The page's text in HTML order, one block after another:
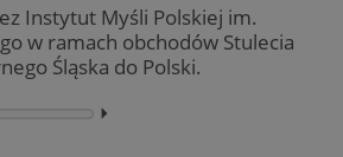
Instytut Myśli Polskiej im.
w ramach obchodów Stulecia
Śląska do Polski.
⏵︎